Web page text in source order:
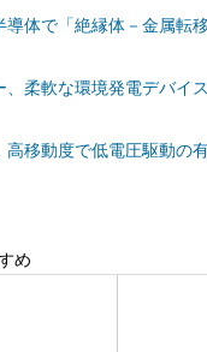
導体で「絶縁体－金属転
、柔軟な環境発電デバイ
高移動度で低電圧駆動の
め